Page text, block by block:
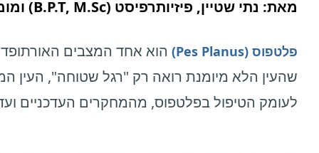
מאת: נתי שטיין, פיזיותרפיסט (B.P.T, M.Sc) ומומחה להתאתמת מדרסים.
פלטפוס (Pes Planus)
הוא אחד המצבים
שהעין הלא מיומנת רואה רק "רגל שטוחה", העין
לעומק הטיפול בפלטפוס, מהמחקרים העדכניים